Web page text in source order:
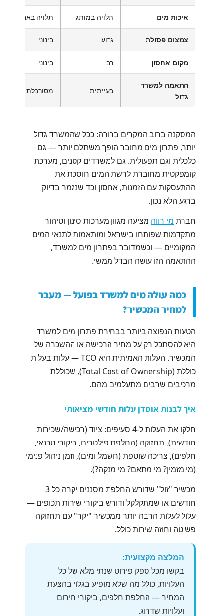
איכות מים תלויה במותג תלויה באחסון
צמצום פסולת גרוע בינוני
מקום אחסון רב בינוני
התאמה למשרד
גדול
בעייתית מסורבלת
המסקנה ברוב המקרים ברורה: ככל שהמשרד גדול
יותר, פתרון מים מחובר הופך משתלם יותר — גם
כלכלית וגם תפעולית. גם למשרדים קטנים, מערכת
קומפקטית מחוברת לרשת המים חוסכת את
ההתעסקות עם הזמנות, אחסון וכד שנגמר בדיוק
ברגע הלא נכון.
חברת מי רווה מציעה מגוון מערכות סינון וטיהור
מתקדמות שפותחו בישראל ומותאמות לתנאי המים
המקומיים — וכשמדובר בפתרון מים למשרד,
ההתאמה הזו עושה הבדל ממשי.
כמה עולה מים למשרד בפועל — מעבר
למחיר המכשיר?
הטעות הנפוצה ביותר בבחירת פתרון מים למשרד
היא להסתכל רק על מחיר הרכישה או ההשכרה של
המכשיר. העלות האמיתית היא TCO — עלות בעלות
כוללת (Total Cost of Ownership), שכוללת
מרכיבים שרבים מתעלמים מהם.
איך לבנות אומדן עלות חודשי מציאותי
חלקו את העלות ל-4 סעיפים: ציוד (רכישה/שכירות
חודשית), תחזוקה (החלפת פילטרים, ביקורי טכנאי,
חלפים), צריכה שוטפת (חשמל ומים), וזמן ניהול פנימי
(מי מזמין? מי מתאם? מי מנקה?).
מכשיר "זול" שדורש החלפת מסננים יקרה כל 3
חודשים או שמתקלקל ודורש ביקורי שירות תכופים —
עלול לעלות הרבה יותר ממכשיר "יקר" עם תחזוקה
פשוטה וחוזה שירות כולל.
המלצה מקצועית:
בקשו מכל ספק פירוט שנתי מלא של כל
העלויות, כולל מה שלא מופיע בגלוי בהצעת
המחיר — החלפת חלפים, ביקורי חירום
ועלויות שדרוג.